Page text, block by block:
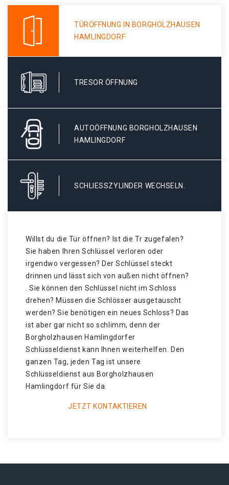
TÜRÖFFNUNG IN BORGHOLZHAUSEN
HAMLINGDORF
TRESOR ÖFFNUNG
AUTOÖFFNUNG BORGHOLZHAUSEN
HAMLINGDORF
SCHLIESSZYLINDER WECHSELN.
Willst du die Tür öffnen? Ist die Tr zugefalen?
Sie haben Ihren Schlüssel verloren oder
irgendwo vergessen? Der Schlüssel steckt
drinnen und lässt sich von außen nicht öffnen?
. Sie können den Schlüssel nicht im Schloss
drehen? Müssen die Schlösser ausgetauscht
werden? Sie benötigen ein neues Schloss? Das
ist aber gar nicht so schlimm, denn der
Borgholzhausen Hamlingdorfer
Schlüsseldienst kann Ihnen weiterhelfen. Den
ganzen Tag, jeden Tag ist unsere
Schlüsseldienst aus Borgholzhausen
Hamlingdorf für Sie da.
JETZT KONTAKTIEREN